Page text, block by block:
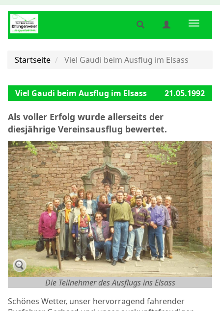
Benutzermenü
verbergen
Suche
verbergen
Startseite Viel Gaudi beim Ausflug im Elsass
Viel Gaudi beim Ausflug im Elsass 21.05.1992
Als voller Erfolg wurde allerseits der
diesjährige Vereinsausflug bewertet.
Die Teilnehmer des Ausflugs ins Elsass
Schönes Wetter, unser hervorragend fahrender